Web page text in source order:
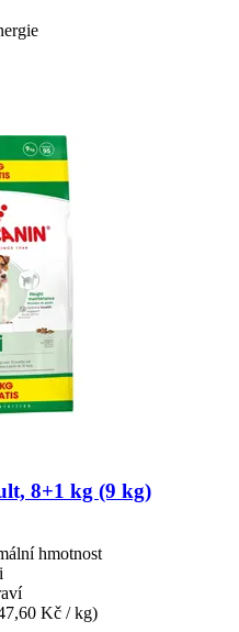
8+1 kg (9 kg)
hmotnost
Kč / kg)